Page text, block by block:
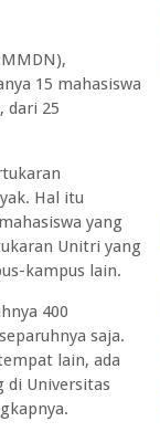
15 mahasiswa
dari 25
Hal itu
yang
Unitri yang
kampus lain.
400
saja.
lain, ada
di Universitas